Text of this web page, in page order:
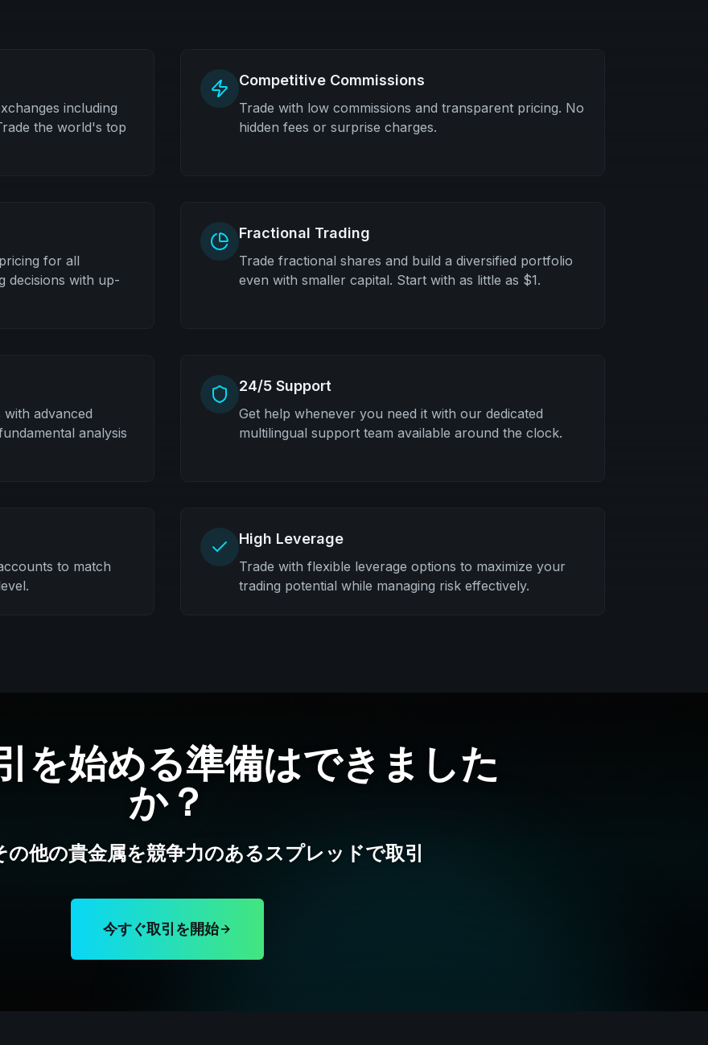
including
the world's top
Competitive Commissions
Trade with low commissions and transparent pricing. No
hidden fees or surprise charges.
for all
decisions with up-
Fractional Trading
Trade fractional shares and build a diversified portfolio
even with smaller capital. Start with as little as $1.
advanced
analysis
24/5 Support
Get help whenever you need it with our dedicated
multilingual support team available around the clock.
to match
High Leverage
Trade with flexible leverage options to maximize your
trading potential while managing risk effectively.
を始める準備はできました
か？
の他の貴金属を競争力のあるスプレッドで取引
今すぐ取引を開始